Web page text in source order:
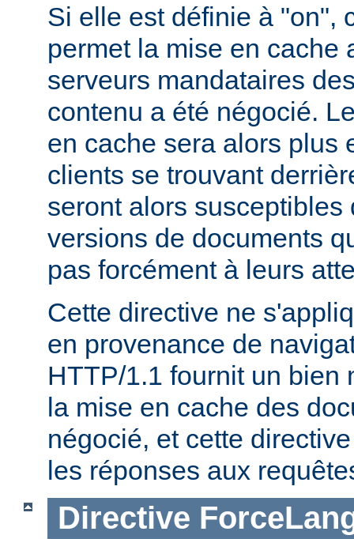
Si elle est définie à "on",
permet la mise en cache
serveurs mandataires
contenu a été négocié.
en cache sera alors plus
clients se trouvant
seront alors
versions de documents
pas forcément à leurs
Cette directive ne
en provenance de
HTTP/1.1 fournit un bien
la mise en cache des
négocié, et cette
les réponses aux
Directive